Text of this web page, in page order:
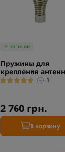
В наличии
Пружины для
крепления антенн
1
2 760 грн.
В корзину